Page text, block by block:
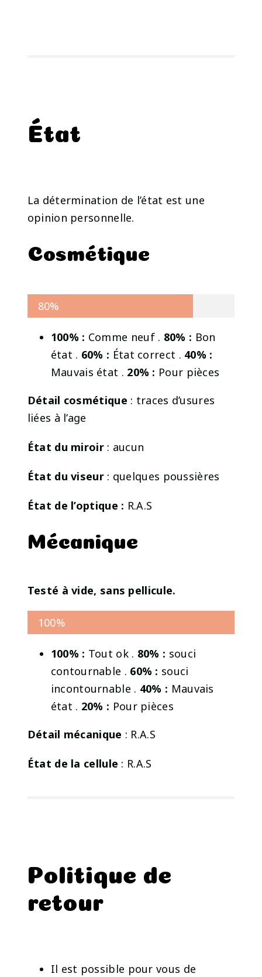
État
La détermination de l’état est une
opinion personnelle.
Cosmétique
80%
100% : Comme neuf . 80% : Bon
état . 60% : État correct . 40% :
Mauvais état . 20% : Pour pièces
Détail cosmétique : traces d’usures
liées à l’age
État du miroir: aucun
État du viseur: quelques poussières
État de l’optique : R.A.S
Mécanique
Testé à vide, sans pellicule.
100%
100% : Tout ok . 80% : souci
contournable . 60% : souci
incontournable . 40% : Mauvais
état . 20% : Pour pièces
Détail mécanique : R.A.S
État de la cellule : R.A.S
Politique de
retour
Il est possible pour vous de